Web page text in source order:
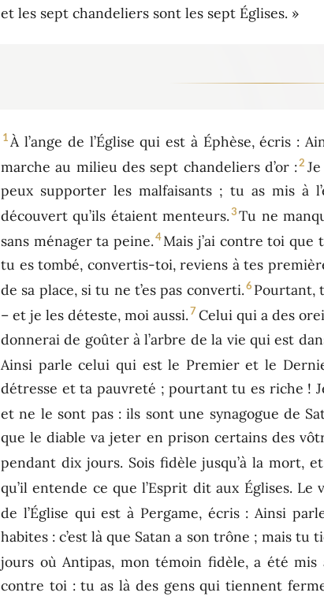
et les sept chandeliers sont les sept Églises. »
1 À l’ange de l’Église qui est à Éphèse, écris :
marche au milieu des sept chandeliers d’or :2
peux supporter les malfaisants ; tu as mis à
découvert qu’ils étaient menteurs.3 Tu ne
sans ménager ta peine.4Mais j’ai contre toi que
tu es tombé, convertis-toi, reviens à tes
de sa place, si tu ne t’es pas converti.6 Pourtant,
– et je les déteste, moi aussi. 7 Celui qui a des
donnerai de goûter à l’arbre de la vie qui est
Ainsi parle celui qui est le Premier et le
détresse et ta pauvreté ; pourtant tu es riche !
et ne le sont pas : ils sont une synagogue de
que le diable va jeter en prison certains des
pendant dix jours. Sois fidèle jusqu’à la mort,
qu’il entende ce que l’Esprit dit aux Églises.
de l’Église qui est à Pergame, écris : Ainsi
habites : c’est là que Satan a son trône ; mais tu
jours où Antipas, mon témoin fidèle, a été
contre toi : tu as là des gens qui tiennent